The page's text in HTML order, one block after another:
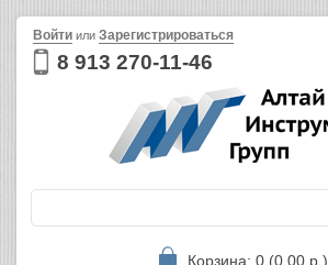
8 913 270-11-46
Войти или Зарегистрироваться
Корзина: 0 (0.00 р.)